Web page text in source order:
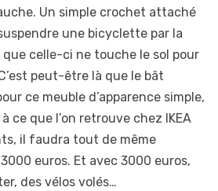
Un simple crochet attaché
une bicyclette par la
que celle-ci ne touche le sol pour
peut-être là que le bât
ce meuble d’apparence simple,
ce que l’on retrouve chez IKEA
il faudra tout de même
euros. Et avec 3000 euros,
des vélos volés…